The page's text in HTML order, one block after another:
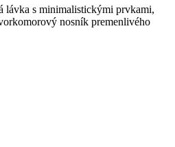
lávka s minimalistickými prvkami,
nosník premenlivého